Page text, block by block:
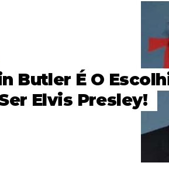
Butler É O
Elvis Presley!